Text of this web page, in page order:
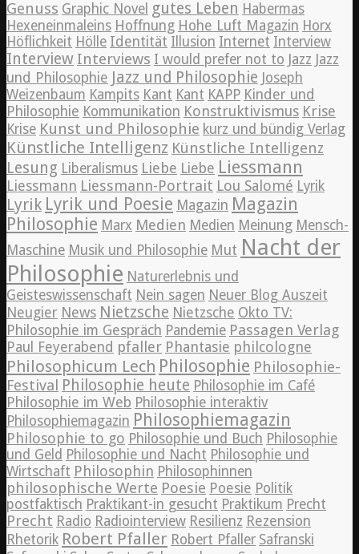
Genuss Graphic Novel gutes Leben Habermas
Hexeneinmaleins Hoffnung Hohe Luft Magazin Horx
Höflichkeit Hölle Identität Illusion Internet Interview
Interview Interviews I would prefer not to Jazz Jazz
und Philosophie Jazz und Philosophie Joseph
Weizenbaum Kampits Kant Kant KAPP Kinder und
Philosophie Kommunikation Konstruktivismus Krise
Krise Kunst und Philosophie kurz und bündig Verlag
Künstliche Intelligenz Künstliche Intelligenz
Lesung Liberalismus Liebe Liebe Liessmann
Liessmann Liessmann-Portrait Lou Salomé Lyrik
Lyrik Lyrik und Poesie Magazin Magazin
Philosophie Marx Medien Medien Meinung Mensch-
Maschine Musik und Philosophie Mut Nacht der
Philosophie Naturerlebnis und
Geisteswissenschaft Nein sagen Neuer Blog Auszeit
Neugier News Nietzsche Nietzsche Okto TV:
Philosophie im Gespräch Pandemie Passagen Verlag
Paul Feyerabend pfaller Phantasie philcologne
Philosophicum Lech Philosophie Philosophie-
Festival Philosophie heute Philosophie im Café
Philosophie im Web Philosophie interaktiv
Philosophiemagazin Philosophiemagazin
Philosophie to go Philosophie und Buch Philosophie
und Geld Philosophie und Nacht Philosophie und
Wirtschaft Philosophin Philosophinnen
philosophische Werte Poesie Poesie Politik
postfaktisch Praktikant-in gesucht Praktikum Precht
Precht Radio Radiointerview Resilienz Rezension
Rhetorik Robert Pfaller Robert Pfaller Safranski